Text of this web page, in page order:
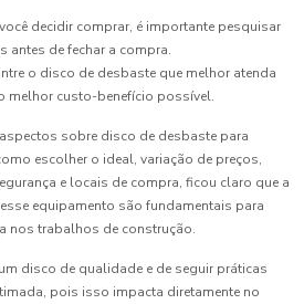
decidir comprar, é importante pesquisar
antes de fechar a compra.
o disco de desbaste que melhor atenda
melhor custo-benefício possível.
sobre disco de desbaste para
escolher o ideal, variação de preços,
e locais de compra, ficou claro que a
equipamento são fundamentais para
nos trabalhos de construção.
disco de qualidade e de seguir práticas
pois isso impacta diretamente no